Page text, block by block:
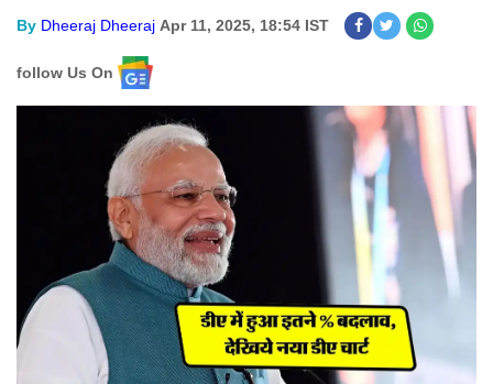
By Dheeraj Dheeraj Apr 11, 2025, 18:54 IST
follow Us On